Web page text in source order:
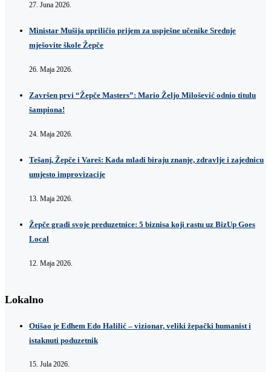
27. Juna 2026.
Ministar Mušija upriličio prijem za uspješne učenike Srednje
mješovite škole Žepče
26. Maja 2026.
Završen prvi “Žepče Masters”: Mario Željo Milošević odnio titulu
šampiona!
24. Maja 2026.
Tešanj, Žepče i Vareš: Kada mladi biraju znanje, zdravlje i zajednicu
umjesto improvizacije
13. Maja 2026.
Žepče gradi svoje preduzetnice: 5 biznisa koji rastu uz BizUp Goes
Local
12. Maja 2026.
Lokalno
Otišao je Edhem Edo Halilić – vizionar, veliki žepački humanist i
istaknuti poduzetnik
15. Jula 2026.